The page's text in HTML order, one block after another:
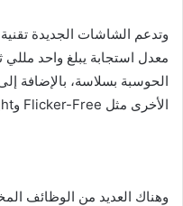
معدل استجابة يبلغ واحد مللي
الحوسبة بسلاسة، بالإضافة
الأخرى مثل Flicker-Free وLow-Blue-Light لحماية العينين.
وهناك العديد من الوظائف